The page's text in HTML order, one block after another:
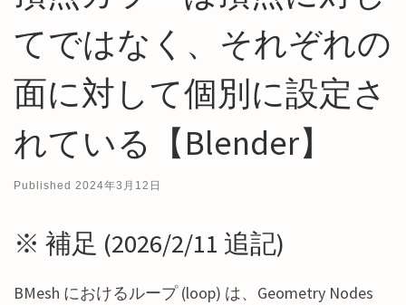
てではなく、それぞれの
面に対して個別に設定さ
れている【Blender】
Published 2024年3月12日
※ 補足 (2026/2/11 追記)
BMesh におけるループ (loop) は、Geometry Nodes